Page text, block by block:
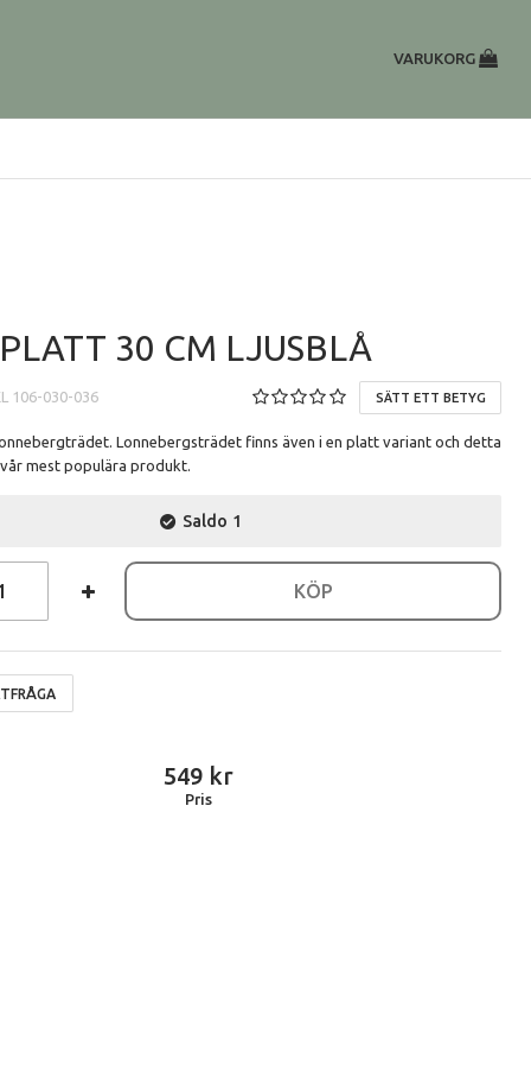
VARUKORG
30 CM LJUSBLÅ
106-030-036 SÄTT ETT BETYG
Lonnebergsträdet finns även i en platt variant och detta
mest populära produkt.
Pris
549
Saldo 1
KÖP